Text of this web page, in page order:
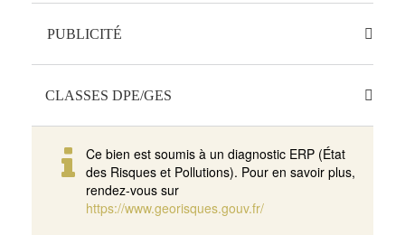
Etage
1
Rez de chaussée
Non
973 EUR
d'habitation
23
Charges
annuelles (ALUR)
Date
Audit Energétique
05/04/2026
Concerné par un
Etat des Risques
et Pollutions
PUBLICITÉ
Biens d'exception
Non
CLASSES DPE/GES
Ce bien est soumis à un diagnostic ERP (État
des Risques et Pollutions). Pour en savoir plus,
rendez-vous sur
https://www.georisques.gouv.fr/